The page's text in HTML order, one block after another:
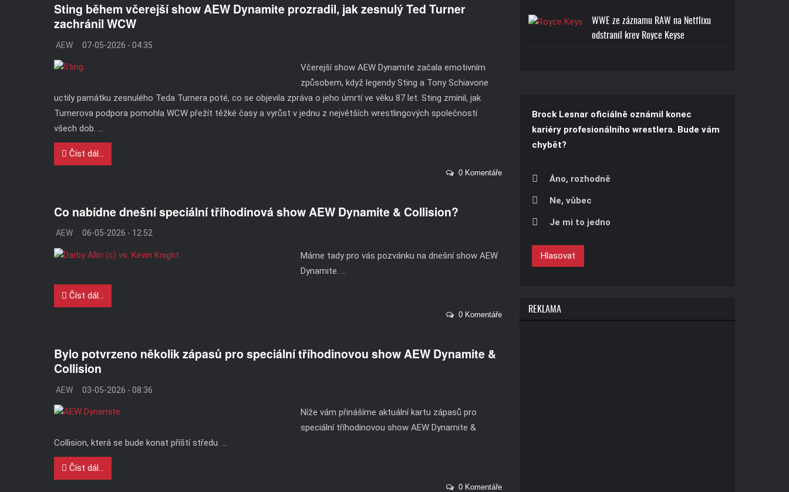
Sting během včerejší show AEW Dynamite prozradil, jak zesnulý Ted Turner
zachránil WCW
AEW 07-05-2026 - 04:35
Včerejší show AEW Dynamite začala emotivním
způsobem, když legendy Sting a Tony Schiavone
uctily památku zesnulého Teda Turnera poté, co se objevila zpráva o jeho úmrtí ve věku 87 let. Sting zmínil, jak
Turnerova podpora pomohla WCW přežít těžké časy a vyrůst v jednu z největších wrestlingových společností
všech dob. ...
Číst dál...
0 Komentáře
Co nabídne dnešní speciální tříhodinová show AEW Dynamite & Collision?
AEW 06-05-2026 - 12:52
Máme tady pro vás pozvánku na dnešní show AEW
Dynamite. ...
Číst dál...
0 Komentáře
Bylo potvrzeno několik zápasů pro speciální tříhodinovou show AEW Dynamite &
Collision
AEW 03-05-2026 - 08:36
Níže vám přinášíme aktuální kartu zápasů pro
speciální tříhodinovou show AEW Dynamite &
Collision, která se bude konat příští středu. ...
Číst dál...
0 Komentáře
WWE ze záznamu RAW na Netflixu
odstranil krev Royce Keyse
Brock Lesnar oficiálně oznámil konec
kariéry profesionálního wrestlera. Bude vám
chybět?
Áno, rozhodně
Ne, vůbec
Je mi to jedno
Hlasovat
REKLAMA